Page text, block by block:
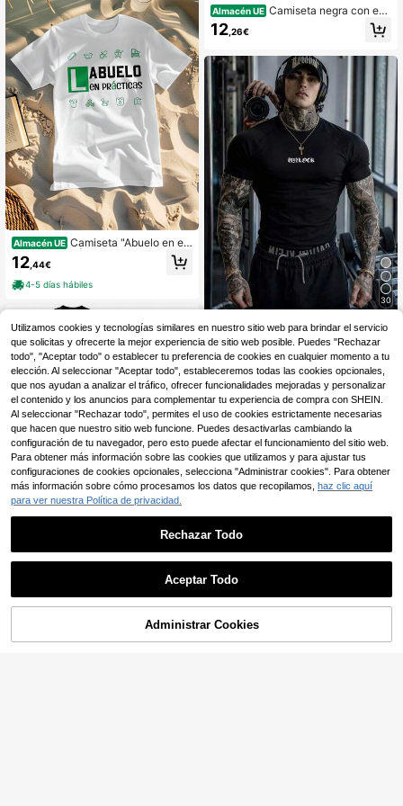
Almacén UE Camiseta "Abuelo en en
trenamiento" | Diseño con huella y t
exto en español para nuevos abuel
os - Camiseta cuello redondo 100%
unisex - Regalo para el primer abuel
o con texto en español "Serán Gran
barazo - Manga larga casual
12 ,44€
4-5 días hábiles
e Madonna 2026 para hombre y mu
jer, camiseta a la moda, de verano,
holgada, informal, de gran tamaño, r
4-5 días hábiles
Almacén UE Camiseta negra con est
ampado de manos y símbolos de Px
xr Gvng para uso casual
12 ,26€
30
GymBeat
GymBeat Camiseta de hombre con
estampado de letras, casual, para u
so diario, viajes y deportes
11
Almacén UE Camiseta de la serie de
TV Off Campus, diseño Graham 44
22, camisetas DI LAURENTIS 66, ca
misetas estampadas Tucker46, rop
a de algodón de manga corta.
COMPRAR AHORA AÑADIR A LA BOLSA
Utilizamos cookies y tecnologías similares en nuestro sitio web para brindar el servicio
que solicitas y ofrecerte la mejor experiencia de sitio web posible. Puedes "Rechazar
todo", "Aceptar todo" o establecer tu preferencia de cookies en cualquier momento a tu
elección. Al seleccionar "Aceptar todo", estableceremos todas las cookies opcionales,
que nos ayudan a analizar el tráfico, ofrecer funcionalidades mejoradas y personalizar
el contenido y los anuncios para complementar tu experiencia de compra con SHEIN.
Al seleccionar "Rechazar todo", permites el uso de cookies estrictamente necesarias
que hacen que nuestro sitio web funcione. Puedes desactivarlas cambiando la
configuración de tu navegador, pero esto puede afectar el funcionamiento del sitio web.
Para obtener más información sobre las cookies que utilizamos y para ajustar tus
configuraciones de cookies opcionales, selecciona "Administrar cookies". Para obtener
más información sobre cómo procesamos los datos que recopilamos, haz clic aquí
para ver nuestra Política de privacidad.
Rechazar Todo
Aceptar Todo
Administrar Cookies